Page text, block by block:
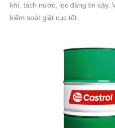
khí, tách nước, lọc đáng tin cậy.
kiểm soát giật cục tốt.